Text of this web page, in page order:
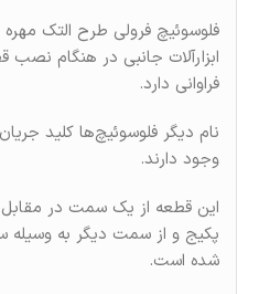
فلوسوئیچ فرولی طرح التک مهره
ابزارآلات جانبی در هنگام نصب
فراوانی دارد.
نام دیگر فلوسوئیچ‌ها کلید
وجود دارند.
این قطعه از یک سمت در
پکیج و از سمت دیگر به
شده‌ است.